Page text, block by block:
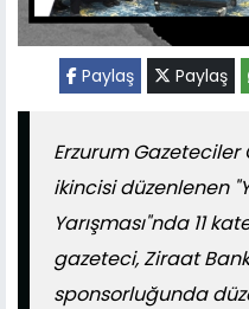
Paylaş Paylaş
Erzurum
ikincisi düzenlenen
Yarışması"nda 11
gazeteci, Ziraat
sponsorluğunda